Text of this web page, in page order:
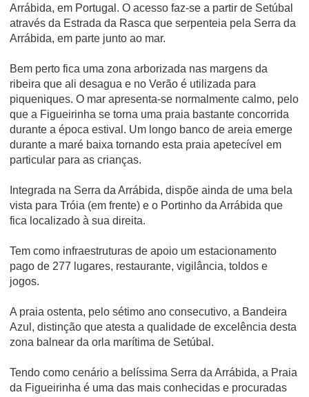
Arrábida, em Portugal. O acesso faz-se a partir de Setúbal
através da Estrada da Rasca que serpenteia pela Serra da
Arrábida, em parte junto ao mar.
Bem perto fica uma zona arborizada nas margens da
ribeira que ali desagua e no Verão é utilizada para
piqueniques. O mar apresenta-se normalmente calmo, pelo
que a Figueirinha se torna uma praia bastante concorrida
durante a época estival. Um longo banco de areia emerge
durante a maré baixa tornando esta praia apetecí­vel em
particular para as crianças.
Integrada na Serra da Arrábida, dispõe ainda de uma bela
vista para Tróia (em frente) e o Portinho da Arrábida que
fica localizado à sua direita.
Tem como infraestruturas de apoio um estacionamento
pago de 277 lugares, restaurante, vigilância, toldos e
jogos.
A praia ostenta, pelo sétimo ano consecutivo, a Bandeira
Azul, distinção que atesta a qualidade de excelência desta
zona balnear da orla marí­tima de Setúbal.
Tendo como cenário a belíssima Serra da Arrábida, a Praia
da Figueirinha é uma das mais conhecidas e procuradas